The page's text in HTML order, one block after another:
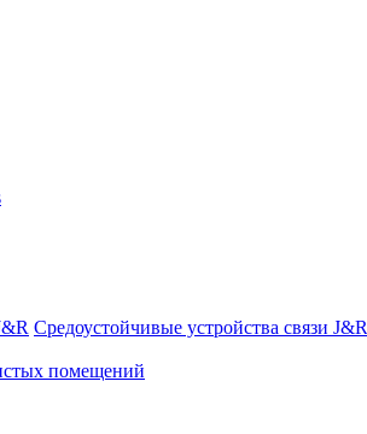
Средоустойчивые устройства связи J&R
помещений